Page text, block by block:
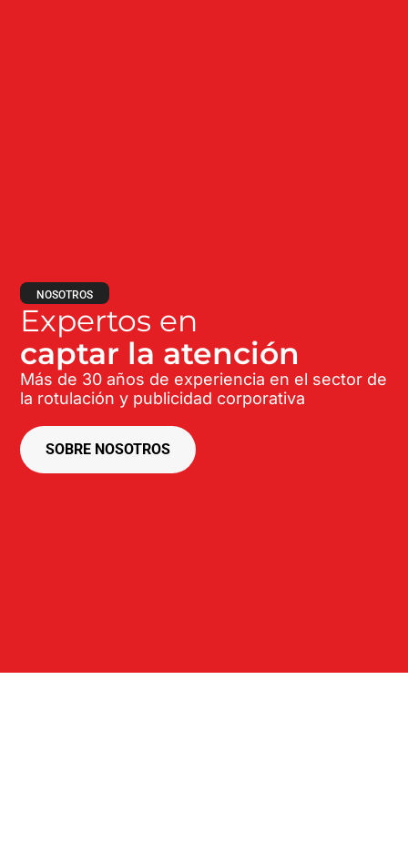
NOSOTROS
Expertos en
captar la atención
Más de 30 años de experiencia en el sector de
la rotulación y publicidad corporativa
SOBRE NOSOTROS